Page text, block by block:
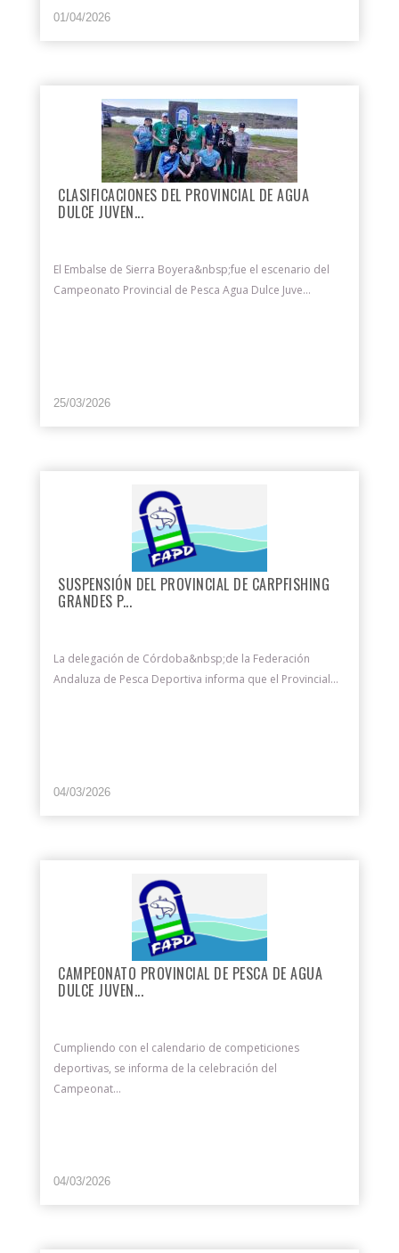
01/04/2026
CLASIFICACIONES DEL PROVINCIAL DE AGUA
DULCE JUVEN...
El Embalse de Sierra Boyera&nbsp;fue el escenario del
Campeonato Provincial de Pesca Agua Dulce Juve...
25/03/2026
SUSPENSIÓN DEL PROVINCIAL DE CARPFISHING
GRANDES P...
La delegación de Córdoba&nbsp;de la Federación
Andaluza de Pesca Deportiva informa que el Provincial...
04/03/2026
CAMPEONATO PROVINCIAL DE PESCA DE AGUA
DULCE JUVEN...
Cumpliendo con el calendario de competiciones
deportivas, se informa de la celebración del
Campeonat...
04/03/2026